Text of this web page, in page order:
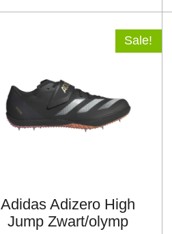
Sale!
Adidas Adizero High
Jump Zwart/olymp